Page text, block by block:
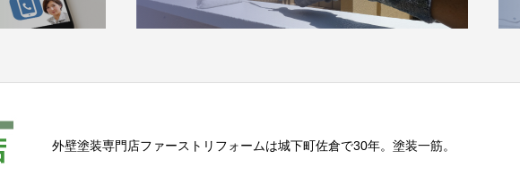
外壁塗装専門店ファーストリフォームは城下町佐倉で30年。塗装一筋。